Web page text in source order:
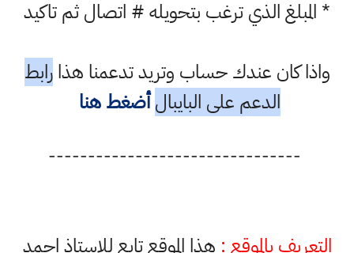
* المبلغ الذي ترغب بتحويله # اتصال ثم تاكيد
واذا كان عندك حساب وتريد تدعمنا هذارابط
الدعم على البايبال أضغط هنا
--------------------------------
التعريف بالموقع : هذا الموقع تابع للاستاذ احمد